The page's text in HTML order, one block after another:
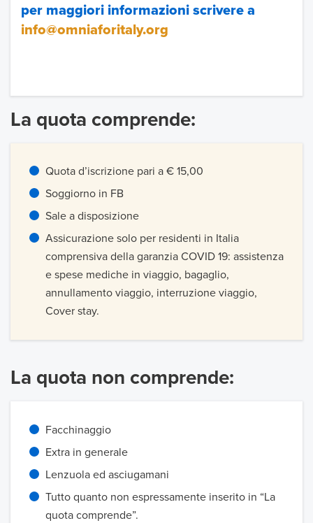
per maggiori informazioni scrivere a
info@omniaforitaly.org
La quota comprende:
Quota d’iscrizione pari a € 15,00
Soggiorno in FB
Sale a disposizione
Assicurazione solo per residenti in Italia
comprensiva della garanzia COVID 19: assistenza
e spese mediche in viaggio, bagaglio,
annullamento viaggio, interruzione viaggio,
Cover stay.
La quota non comprende:
Facchinaggio
Extra in generale
Lenzuola ed asciugamani
Tutto quanto non espressamente inserito in “La
quota comprende”.